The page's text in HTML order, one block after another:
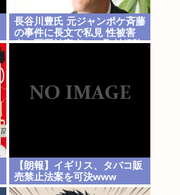
長谷川豊氏 元ジャンポケ斉藤
の事件に長文で私見 性被害
者・冤罪被害者への取材経験
【朗報】イギリス、タバコ販
売禁止法案を可決www